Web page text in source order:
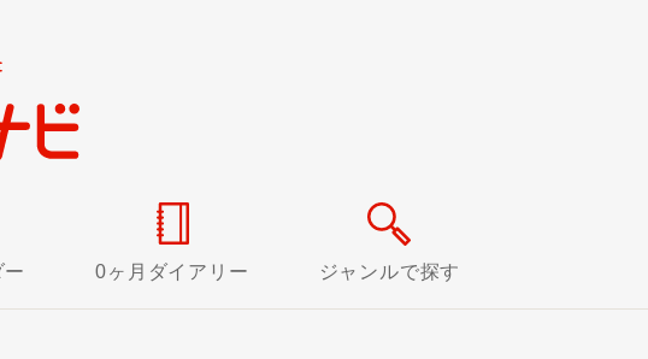
ー 0ヶ月ダイアリー ジャンルで探す